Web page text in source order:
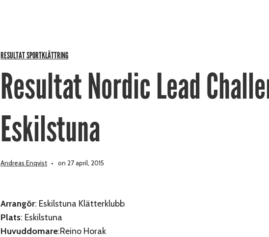
RESULTAT SPORTKLÄTTRING
Resultat Nordic Lead
Eskilstuna
Andreas Enqvist on 27 april, 2015
Arrangör: Eskilstuna Klätterklubb
Plats: Eskilstuna
Huvuddomare:Reino Horak